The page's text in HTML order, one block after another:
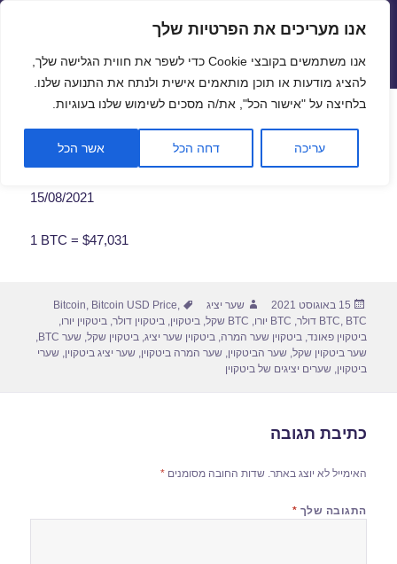
פתח
אנו מעריכים את הפרטיות שלך
אנו משתמשים בקובצי Cookie כדי לשפר את חווית הגלישה שלך,
להציג מודעות או תוכן מותאמים אישית ולנתח את התנועה שלנו.
בלחיצה על "אישור הכל", את/ה מסכים לשימוש שלנו בעוגיות.
עריכה דחה הכל אשר הכל
שערי חליפין יציגים – שער יציג
תפריטים
ווידג'טים
שער ביטקוין לתאריך 15/08/2021
15/08/2021
1 BTC = $47,031
פורסם
בתאריך
15 באוגוסט 2021 מחבר
שער יציג תגיות Bitcoin, Bitcoin USD Price,
BTC, BTC דולר , BTC יורו , BTC שקל ,ביטקוין,ביטקוין דולר,ביטקוין יורו,
ביטקוין פאונד,ביטקוין שער המרה,ביטקוין שער יציג,ביטקוין שקל,שער BTC
,
שער ביטקוין שקל,שער הביטקוין,שער המרה ביטקוין,שער יציג ביטקוין,שערי
ביטקוין,שערים יציגים של ביטקוין
כתיבת תגובה
האימייל לא יוצג באתר. שדות החובה מסומנים*
התגובה שלך *